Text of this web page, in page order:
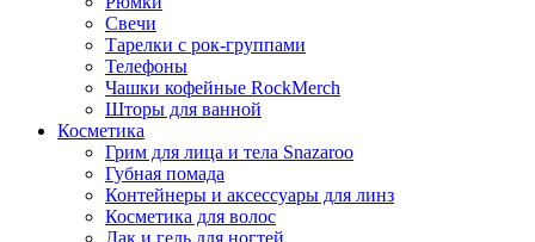
Свечи
Тарелки с рок-группами
Телефоны
Чашки кофейные RockMerch
Шторы для ванной
Косметика
Грим для лица и тела Snazaroo
Губная помада
Контейнеры и аксессуары для линз
Косметика для волос
Лак и гель для ногтей